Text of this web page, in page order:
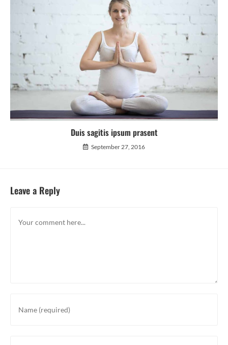
Duis sagitis ipsum prasent
September 27, 2016
Leave a Reply